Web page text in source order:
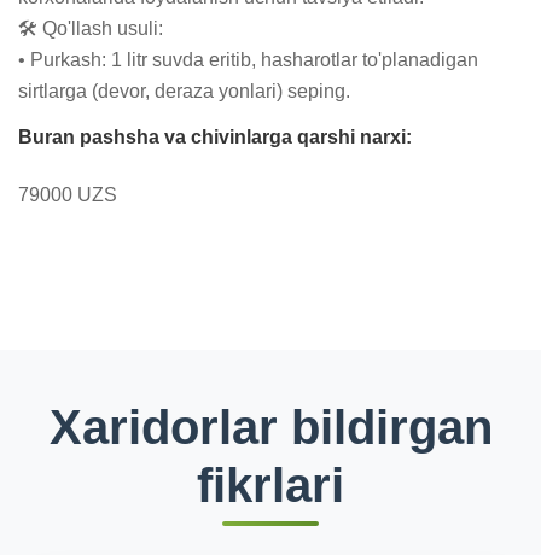
🛠 Qo'llash usuli:
• Purkash: 1 litr suvda eritib, hasharotlar to'planadigan
sirtlarga (devor, deraza yonlari) seping.
Buran pashsha va chivinlarga qarshi narxi:
79000 UZS
Xaridorlar bildirgan
fikrlari